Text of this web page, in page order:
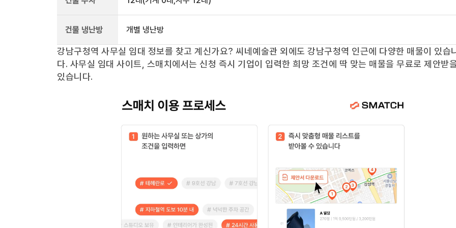
건물 냉난방 개별 냉난방
강남구청역 사무실 임대 정보를 찾고 계신가요? 씨네예술관 외에도 강남구청역 인근에 다양한 매물이 있습
다. 사무실 임대 사이트, 스매치에서는 신청 즉시 기업이 입력한 희망 조건에 딱 맞는 매물을 무료로 제안받
있습니다.